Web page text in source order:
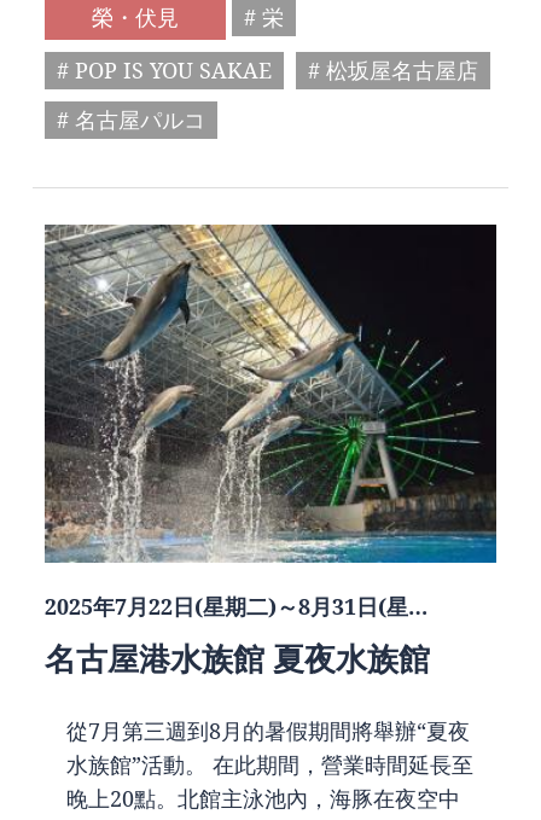
榮・伏見
# 栄
# POP IS YOU SAKAE
# 松坂屋名古屋店
# 名古屋パルコ
2025年7月22日(星期二)～8月31日(星…
名古屋港水族館 夏夜水族館
從7月第三週到8月的暑假期間將舉辦“夏夜
水族館”活動。 在此期間，營業時間延長至
晚上20點。北館主泳池內，海豚在夜空中